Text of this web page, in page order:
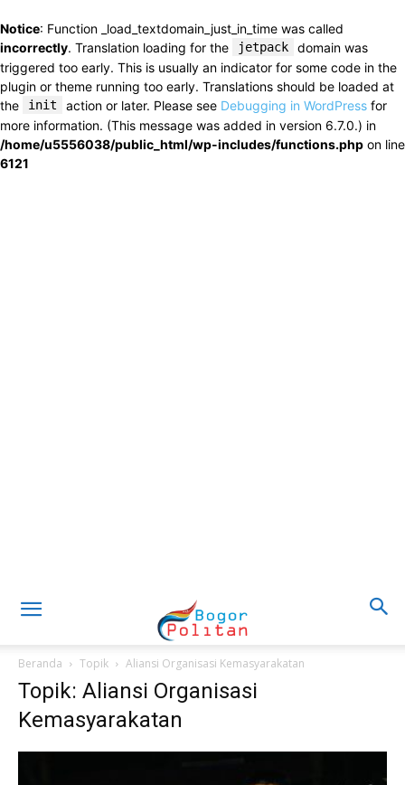
Notice: Function _load_textdomain_just_in_time was called
incorrectly. Translation loading for the jetpack
domain was
triggered too early. This is usually an indicator for some code in the
plugin or theme running too early. Translations should be loaded at
the
init action or later. Please see Debugging in WordPress for
more information. (This message was added in version 6.7.0.) in
/home/u5556038/public_html/wp-includes/functions.php on line
6121
Beranda Topik Aliansi Organisasi Kemasyarakatan
Topik: Aliansi Organisasi
Kemasyarakatan